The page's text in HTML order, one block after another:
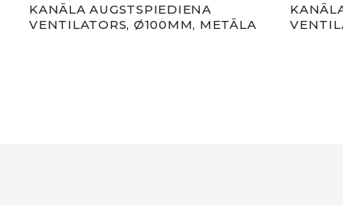
KANĀLA AUGSTSPIEDIENA
VENTILATORS, Ø100MM, METĀLA